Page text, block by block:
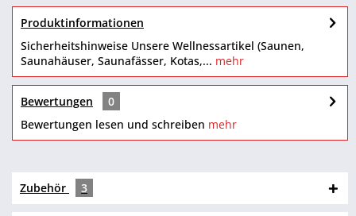
Produktinformationen
Sicherheitshinweise Unsere Wellnessartikel (Saunen,
Saunahäuser, Saunafässer, Kotas,... mehr
Bewertungen
0
Bewertungen lesen und schreiben mehr
Zubehör 3